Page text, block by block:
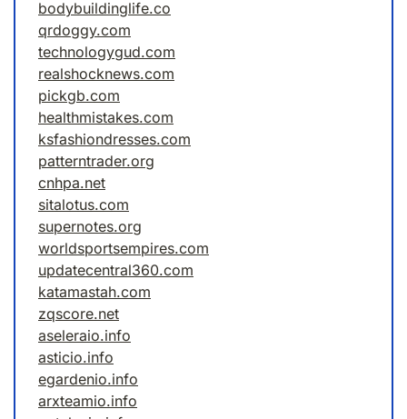
bodybuildinglife.co
qrdoggy.com
technologygud.com
realshocknews.com
pickgb.com
healthmistakes.com
ksfashiondresses.com
patterntrader.org
cnhpa.net
sitalotus.com
supernotes.org
worldsportsempires.com
updatecentral360.com
katamastah.com
zqscore.net
aseleraio.info
asticio.info
egardenio.info
arxteamio.info